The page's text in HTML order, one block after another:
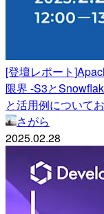
[登壇レポート
限界 -S3と
と活用例について
さがら
2025.02.28